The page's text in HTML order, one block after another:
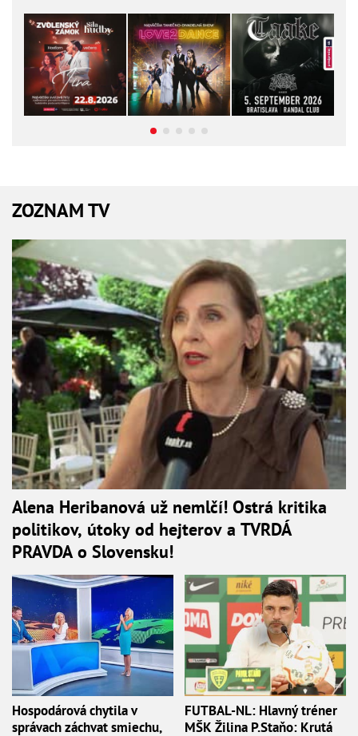
ZOZNAM TV
Alena Heribanová už nemlčí! Ostrá kritika
politikov, útoky od hejterov a TVRDÁ
PRAVDA o Slovensku!
Hospodárová chytila v
správach záchvat smiechu,
FUTBAL-NL: Hlavný tréner
MŠK Žilina P.Staňo: Krutá